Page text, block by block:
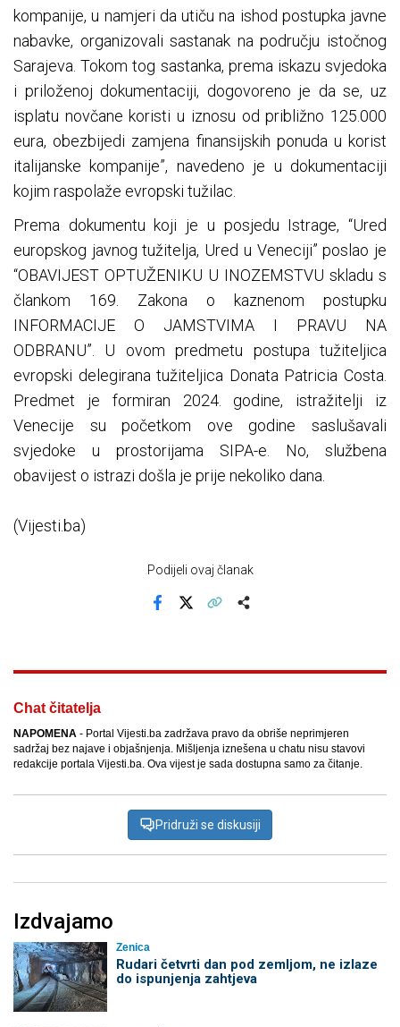
kompanije, u namjeri da utiču na ishod postupka javne
nabavke, organizovali sastanak na području istočnog
Sarajeva. Tokom tog sastanka, prema iskazu svjedoka
i priloženoj dokumentaciji, dogovoreno je da se, uz
isplatu novčane koristi u iznosu od približno 125.000
eura, obezbijedi zamjena finansijskih ponuda u korist
italijanske kompanije”, navedeno je u dokumentaciji
kojim raspolaže evropski tužilac.
Prema dokumentu koji je u posjedu Istrage, “Ured
europskog javnog tužitelja, Ured u Veneciji” poslao je
“OBAVIJEST OPTUŽENIKU U INOZEMSTVU skladu s
člankom 169. Zakona o kaznenom postupku
INFORMACIJE O JAMSTVIMA I PRAVU NA
ODBRANU”. U ovom predmetu postupa tužiteljica
evropski delegirana tužiteljica Donata Patricia Costa.
Predmet je formiran 2024. godine, istražitelji iz
Venecije su početkom ove godine saslušavali
svjedoke u prostorijama SIPA-e. No, službena
obavijest o istrazi došla je prije nekoliko dana.
(Vijesti.ba)
Podijeli ovaj članak
Chat čitatelja
NAPOMENA - Portal Vijesti.ba zadržava pravo da obriše neprimjeren
sadržaj bez najave i objašnjenja. Mišljenja iznešena u chatu nisu stavovi
redakcije portala Vijesti.ba. Ova vijest je sada dostupna samo za čitanje.
Pridruži se diskusiji
Izdvajamo
Zenica
Rudari četvrti dan pod zemljom, ne izlaze
do ispunjenja zahtjeva